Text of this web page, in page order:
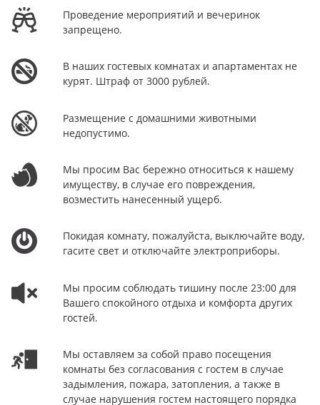
Проведение мероприятий и вечеринок
запрещено.
В наших гостевых комнатах и апартаментах не
курят. Штраф от 3000 рублей.
Размещение с домашними животными
недопустимо.
Мы просим Вас бережно относиться к нашему
имуществу, в случае его повреждения,
возместить нанесенный ущерб.
Покидая комнату, пожалуйста, выключайте воду,
гасите свет и отключайте электроприборы.
Мы просим соблюдать тишину после 23:00 для
Вашего спокойного отдыха и комфорта других
гостей.
Мы оставляем за собой право посещения
комнаты без согласования с гостем в случае
задымления, пожара, затопления, а также в
случае нарушения гостем настоящего порядка